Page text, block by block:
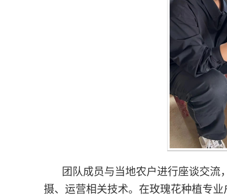
团队成员与当地农户进行座谈交流
摄、运营相关技术。在玫瑰花种植专